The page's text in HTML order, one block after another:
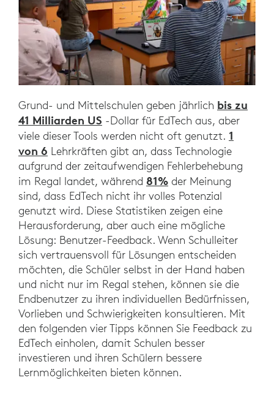
Grund- und Mittelschulen geben jährlich bis zu
41 Milliarden US -Dollar für EdTech aus, aber
viele dieser Tools werden nicht oft genutzt. 1
von 6 Lehrkräften gibt an, dass Technologie
aufgrund der zeitaufwendigen Fehlerbehebung
im Regal landet, während 81% der Meinung
sind, dass EdTech nicht ihr volles Potenzial
genutzt wird. Diese Statistiken zeigen eine
Herausforderung, aber auch eine mögliche
Lösung: Benutzer-Feedback. Wenn Schulleiter
sich vertrauensvoll für Lösungen entscheiden
möchten, die Schüler selbst in der Hand haben
und nicht nur im Regal stehen, können sie die
Endbenutzer zu ihren individuellen Bedürfnissen,
Vorlieben und Schwierigkeiten konsultieren. Mit
den folgenden vier Tipps können Sie Feedback zu
EdTech einholen, damit Schulen besser
investieren und ihren Schülern bessere
Lernmöglichkeiten bieten können.